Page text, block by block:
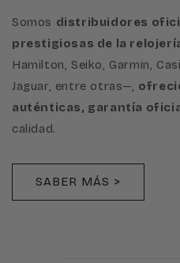
Somos distribuidores
prestigiosas de la
Hamilton, Seiko, Garmin,
Jaguar, entre otras—,
auténticas, garantía
calidad.
SABER MÁS >